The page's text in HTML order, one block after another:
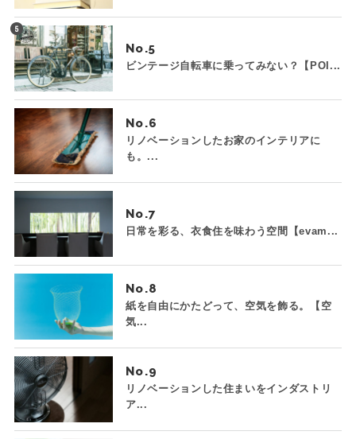
No.
ビンテージ自転車に乗ってみない？【POI...
No.
リノベーションしたお家のインテリアに
も。...
No.
日常を彩る、衣食住を味わう空間【evam...
No.
紙を自由にかたどって、空気を飾る。【空
気...
No.
リノベーションした住まいをインダストリ
ア...